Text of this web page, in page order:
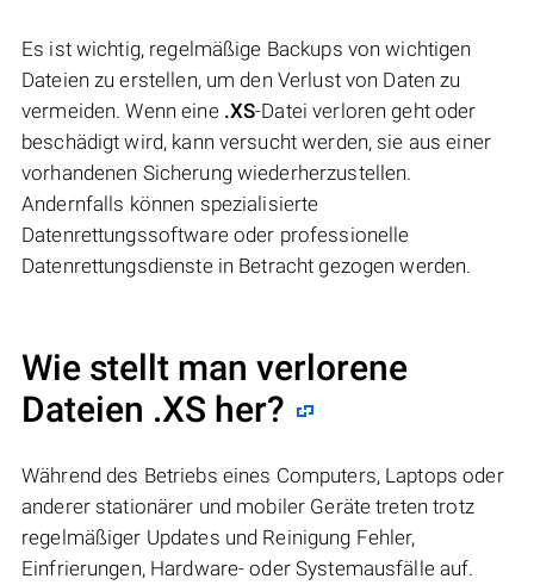
Es ist wichtig, regelmäßige Backups von wichtigen
Dateien zu erstellen, um den Verlust von Daten zu
vermeiden. Wenn eine .XS-Datei verloren geht oder
beschädigt wird, kann versucht werden, sie aus einer
vorhandenen Sicherung wiederherzustellen.
Andernfalls können spezialisierte
Datenrettungssoftware oder professionelle
Datenrettungsdienste in Betracht gezogen werden.
Wie stellt man verlorene
Dateien .XS her?
Während des Betriebs eines Computers, Laptops oder
anderer stationärer und mobiler Geräte treten trotz
regelmäßiger Updates und Reinigung Fehler,
Einfrierungen, Hardware- oder Systemausfälle auf.